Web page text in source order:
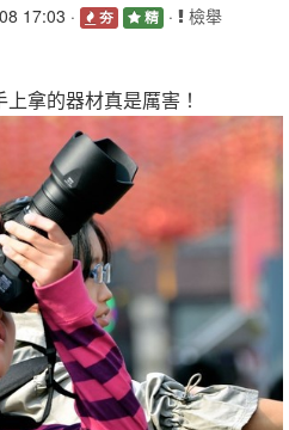
17:03 · 夯 精 · 檢舉
拿的器材真是厲害！